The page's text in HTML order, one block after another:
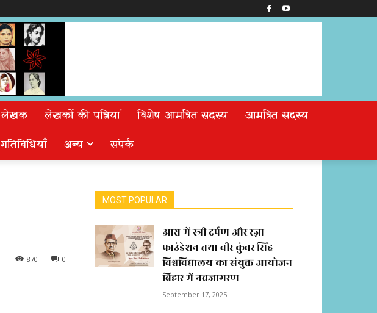
लेखक लेखकों की पत्नियां विशेष आमंत्रित सदस्य
आमंत्रित सदस्य
गतिविधियाँ अन्य संपर्क
0
870
MOST POPULAR
आरा में स्त्री दर्पण और रज़ा
फाउंडेशन तथा वीर कुंवर सिंह
विश्वविद्यालय का संयुक्त आयोजन
बिहार में नवजागरण
September 17, 2025